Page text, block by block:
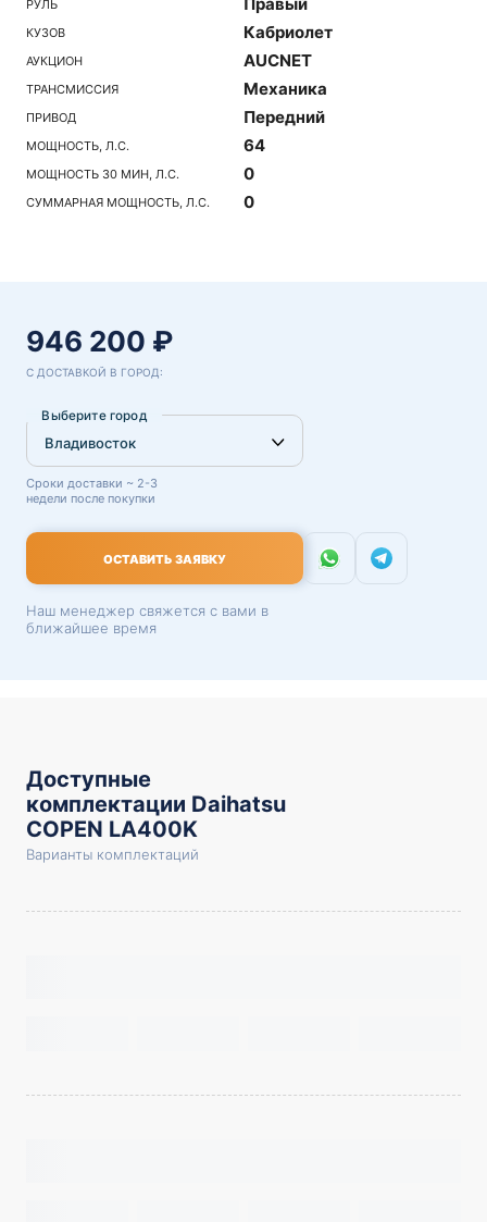
РУЛЬ
КУЗОВ Кабриолет
АУКЦИОН AUCNET
ТРАНСМИССИЯ Механика
ПРИВОД Передний
МОЩНОСТЬ, Л.С. 64
МОЩНОСТЬ 30 МИН, Л.С. 0
СУММАРНАЯ МОЩНОСТЬ, Л.С. 0
946 200 ₽
С ДОСТАВКОЙ В ГОРОД:
Выберите город
Сроки доставки ~ 2-3
недели после покупки
ОСТАВИТЬ ЗАЯВКУ
Наш менеджер свяжется с вами в
ближайшее время
Доступные
комплектации Daihatsu
COPEN LA400K
Варианты комплектаций